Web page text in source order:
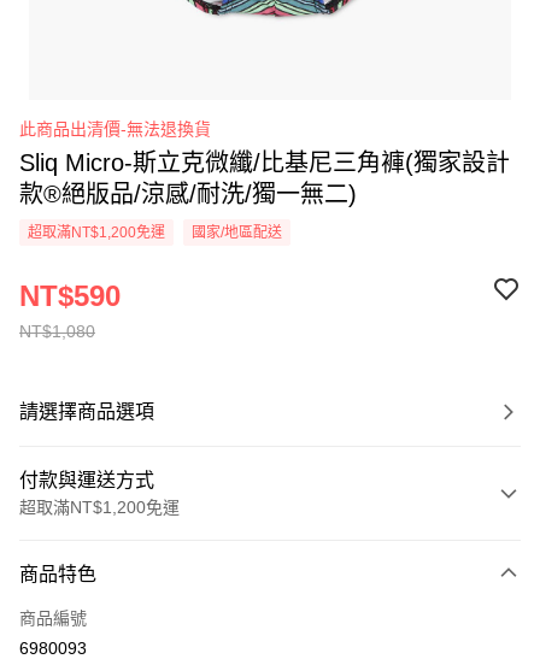
此商品出清價-無法退換貨
Sliq Micro-斯立克微纖/比基尼三角褲(獨家設計
款®絕版品/涼感/耐洗/獨一無二)
超取滿NT$1,200免運 國家/地區配送
NT$1,080
NT$590
請選擇商品選項
付款與運送方式
超取滿NT$1,200免運
信用卡一次付款
信用卡分期付款
商品特色
商品編號
6980093